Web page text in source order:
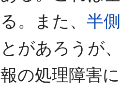
る。また、 半
とがあろうが
報の処理障害